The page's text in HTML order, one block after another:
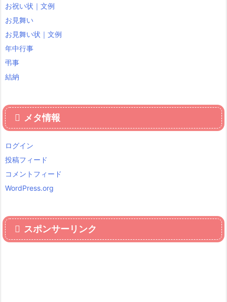
お祝い状｜文例
お見舞い
お見舞い状｜文例
年中行事
弔事
結納
メタ情報
ログイン
投稿フィード
コメントフィード
WordPress.org
スポンサーリンク